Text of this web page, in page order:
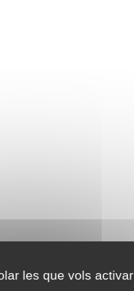
les que vols activar